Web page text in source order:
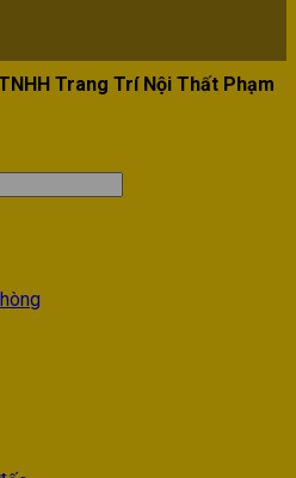
Trang Trí Nội Thất Phạm